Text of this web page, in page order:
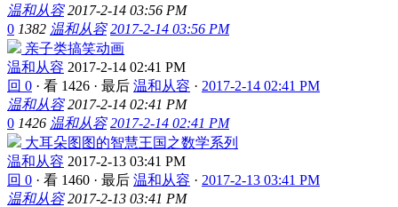
温和从容 2017-2-14 03:56 PM
0 1382 温和从容 2017-2-14 03:56 PM
亲子类搞笑动画
温和从容 2017-2-14 02:41 PM
回 0 · 看 1426 · 最后 温和从容 · 2017-2-14 02:41 PM
温和从容 2017-2-14 02:41 PM
0 1426 温和从容 2017-2-14 02:41 PM
大耳朵图图的智慧王国之数学系列
温和从容 2017-2-13 03:41 PM
回 0 · 看 1460 · 最后 温和从容 · 2017-2-13 03:41 PM
温和从容 2017-2-13 03:41 PM